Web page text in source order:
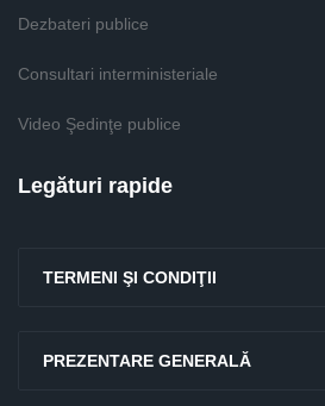
Dezbateri publice
Consultari interministeriale
Video Şedinţe publice
Legături rapide
TERMENI ŞI CONDIŢII
PREZENTARE GENERALĂ